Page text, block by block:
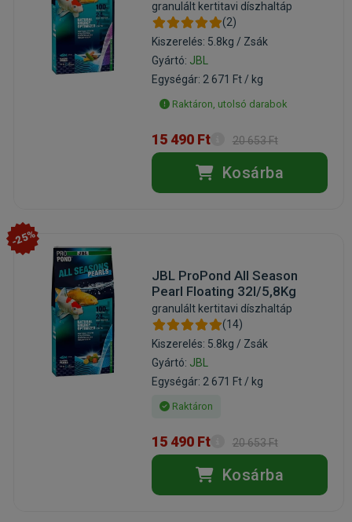
granulált kertitavi díszhaltáp
(2)
Kiszerelés: 5.8kg / Zsák
Gyártó: JBL
Egységár: 2 671 Ft / kg
Raktáron, utolsó darabok
15 490 Ft 20 653 Ft
Kosárba
-25%
JBL ProPond All Season
Pearl Floating 32l/5,8Kg
granulált kertitavi díszhaltáp
(14)
Kiszerelés: 5.8kg / Zsák
Gyártó: JBL
Egységár: 2 671 Ft / kg
Raktáron
15 490 Ft 20 653 Ft
Kosárba